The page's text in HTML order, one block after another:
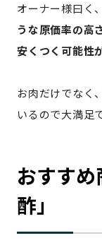
オーナー様曰く、
うな原価率の高
安くつく可能性
お肉だけでなく
いるので大満足
おすす
酢」